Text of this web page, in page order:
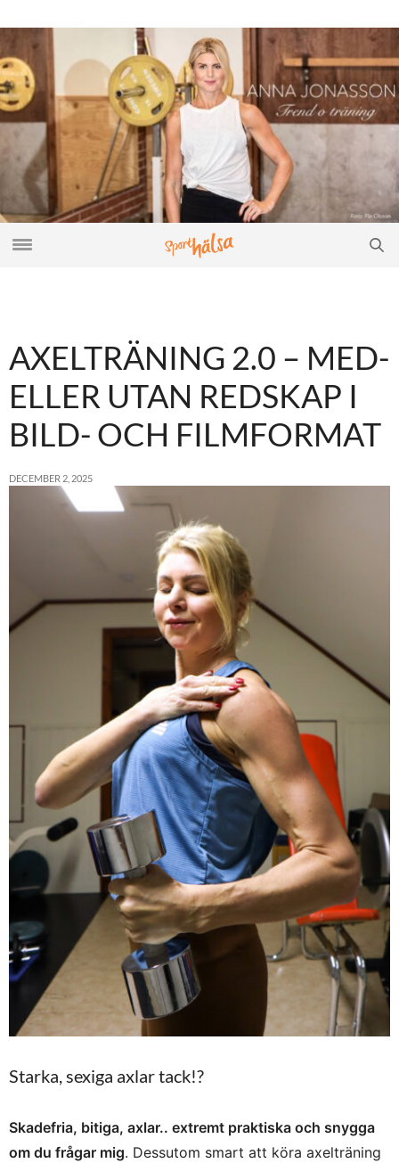
AXELTRÄNING 2.0 – MED-
ELLER UTAN REDSKAP I
BILD- OCH FILMFORMAT
DECEMBER 2, 2025
Starka, sexiga axlar tack!?
Skadefria, bitiga, axlar.. extremt praktiska och snygga
om du frågar mig. Dessutom smart att köra axelträning